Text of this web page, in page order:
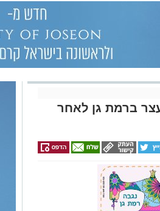
ברמת גן לאחר
שנמצא בפסילת קצין
אלכוהול בחודש